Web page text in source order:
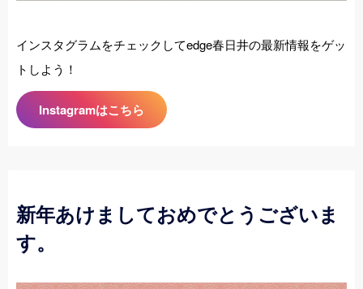
インスタグラムをチェックしてedge春日井の最新情報をゲッ
トしよう！
Instagramはこちら
新年あけましておめでとうございま
す。